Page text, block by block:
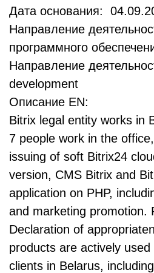
Дата основания:
Направление
программного
Направление
development
Описание EN:
Bitrix legal entity works in
7 people work in the
issuing of soft Bitrix24
version, CMS Bitrix and
application on PHP,
and marketing promotion.
Declaration of
products are actively
clients in Belarus,